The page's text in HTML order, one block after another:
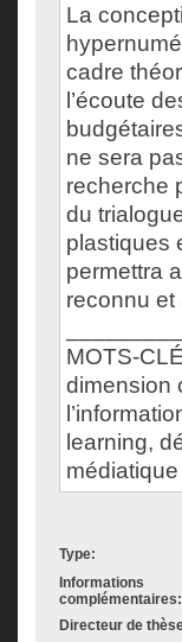
La
cadre
l’écoute
ne sera
recherche
du
plastiques
permettra
reconnu et
MOTS-
dimension
learning,
Type:
Informations
complémentaires:
Directeur de